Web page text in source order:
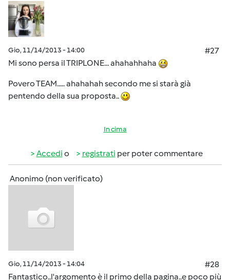
Gio, 11/14/2013 - 14:00
#27
Mi sono persa il TRIPLONE... ahahahhaha
Povero TEAM..... ahahahah secondo me si starà già
pentendo della sua proposta..
In cima
Accedi o registrati per poter commentare
Anonimo (non verificato)
Gio, 11/14/2013 - 14:04
#28
Fantastico..l'argomento è il primo della pagina..e poco più